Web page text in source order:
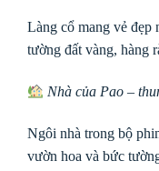
Làng cổ mang vẻ đẹp
tường đất vàng, hàng
Nhà của Pao –
Ngôi nhà trong bộ
vườn hoa và bức